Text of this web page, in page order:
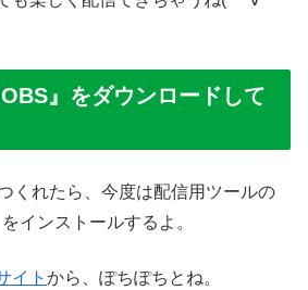
』をダウンロードして
くれたら、今度は配信用ツールの
インストールするよ。
イト から、ぽちぽちとね。